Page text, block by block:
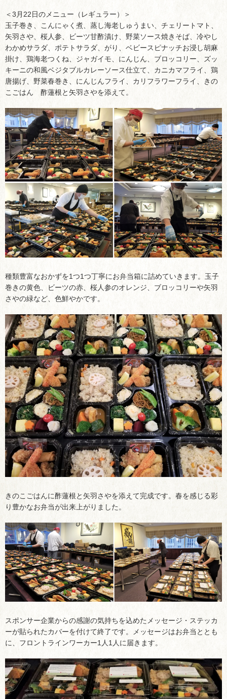
＜3月22日のメニュー（レギュラー）＞
玉子巻き、こんにゃく煮、蒸し海老しゅうまい、チェリートマト、
矢羽さや、桜人参、ビーツ甘酢漬け、野菜ソース焼きそば、冷やし
わかめサラダ、ポテトサラダ、がり、ベビースピナッチお浸し胡麻
掛け、鶏海老つくね、ジャガイモ、にんじん、ブロッコリー、ズッ
キーニの和風ベジタブルカレーソース仕立て、カニカマフライ、鶏
唐揚げ、野菜春巻き、にんじんフライ、カリフラワーフライ、きの
こごはん 酢蓮根と矢羽さやを添えて。
種類豊富なおかずを1つ1つ丁寧にお弁当箱に詰めていきます。玉子
巻きの黄色、ビーツの赤、桜人参のオレンジ、ブロッコリーや矢羽
さやの緑など、色鮮やかです。
きのこごはんに酢蓮根と矢羽さやを添えて完成です。春を感じる彩
り豊かなお弁当が出来上がりました。
スポンサー企業からの感謝の気持ちを込めたメッセージ・ステッカ
ーが貼られたカバーを付けて終了です。メッセージはお弁当ととも
に、フロントラインワーカー1人1人に届きます。